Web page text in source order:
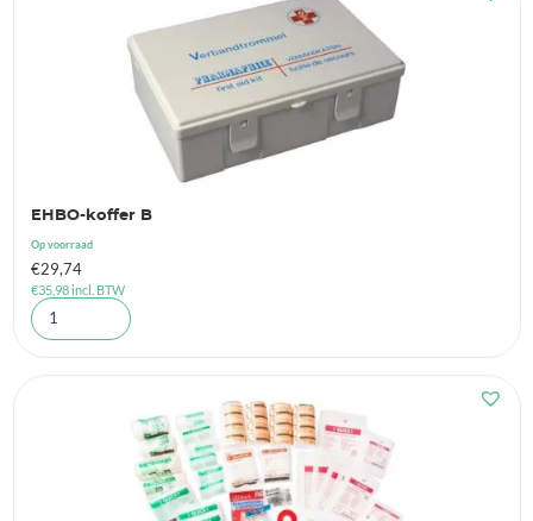
EHBO-koffer B
Op voorraad
€29,74
€35,98incl. BTW